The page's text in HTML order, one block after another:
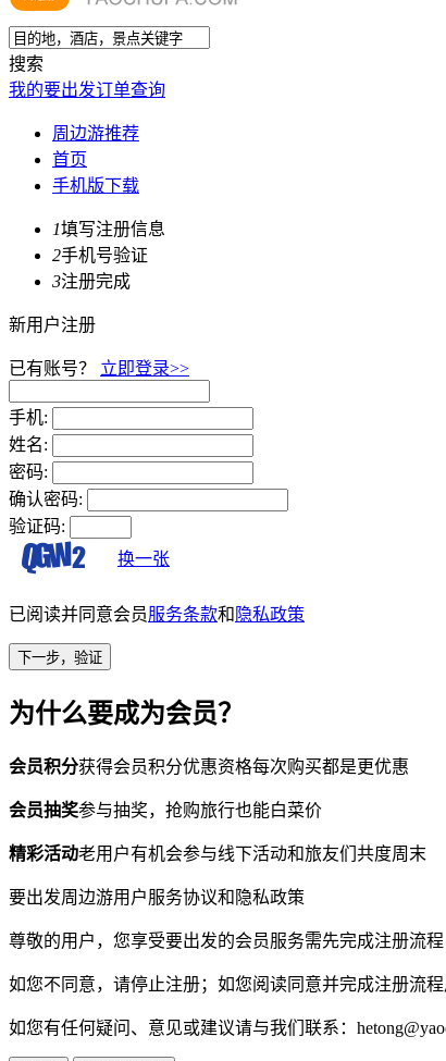
搜索
我的要出发订单查询
周边游推荐
首页
手机版下载
1填写注册信息
2手机号验证
3注册完成
新用户注册
已有账号？ 立即登录>>
手机:
姓名:
密码:
确认密码:
验证码:
换一张
已阅读并同意会员服务条款和 隐私政策
为什么要成为会员？
会员积分获得会员积分优惠资格每次购买都是更优惠
会员抽奖参与抽奖，抢购旅行也能白菜价
精彩活动老用户有机会参与线下活动和旅友们共度周末
要出发周边游用户服务协议和隐私政策
尊敬的用户，您享受要出发的会员服务需先完成注册流
如您不同意，请停止注册；如您阅读同意并完成注册流
如您有任何疑问、意见或建议请与我们联系：